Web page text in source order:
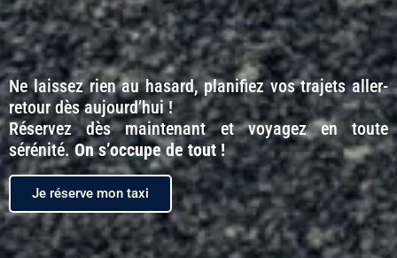
Ne laissez rien au hasard, planifiez vos trajets aller-
retour dès aujourd’hui !
Réservez dès maintenant et voyagez en toute
sérénité.On s’occupe de tout !
Je réserve mon taxi